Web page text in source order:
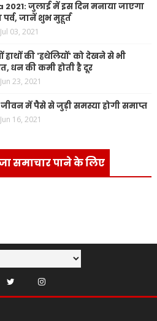
2021: जुलाई में इस दिन मनाया जाएगा
जानें शुभ मुहूर्त
Jul 03, 2021
हाथों की 'हथेलियों' को देखने से भी
धन की कमी होती है दूर
Jun 23, 2021
जीवन में पैसे से जुड़ी समस्या होगी समाप्त
Jun 16, 2021
समाचार पाने के लिए